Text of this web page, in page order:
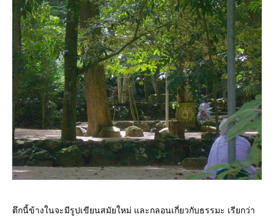
ตึกนี้ข้างในจะมีรูปเขียนสมัยใหม่ และกลอนเกี่ยวกับธรรมะ เรียกว่า